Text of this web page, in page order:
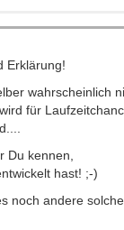
Erklärung!
wahrscheinlich
für
Du kennen,
hast! ;-)
noch andere